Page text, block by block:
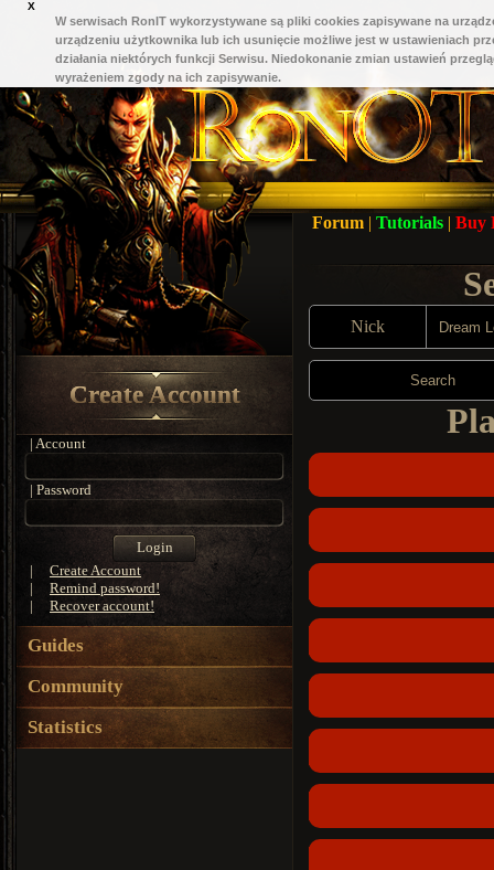
X
W serwisach RonIT wykorzystywane są pliki cookies zapisywane na
urządzeniu użytkownika lub ich usunięcie możliwe jest w ustawieniach
działania niektórych funkcji Serwisu. Niedokonanie zmian ustawień
wyrażeniem zgody na ich zapisywanie.
Create Account
| Account
| Password
|
Create Account
|
Remind password!
|
Recover account!
Guides
Community
Statistics
Forum | Tutorials | Buy
Nick
Search